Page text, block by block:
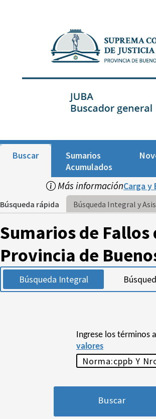
Buscar
Sumarios
Acumulados
Más informaciónCarga y
Búsqueda rápida Búsqueda Integral y
Sumarios de Fallos
Provincia de
Búsqueda Integral
Ingrese los términos
valores